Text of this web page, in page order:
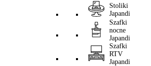
Stoliki
Japandi
Szafki
nocne
Japandi
Szafki
RTV
Japandi